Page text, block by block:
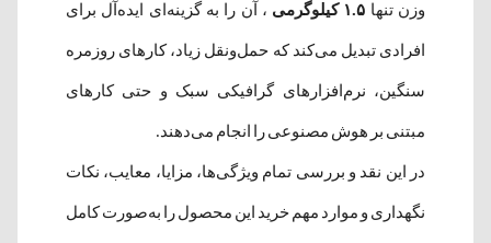
وزن تنها ۱.۵ کیلوگرمی ، آن را به گزینه‌ای ایده‌آل برای
افرادی تبدیل می‌کند که حمل‌ونقل زیاد، کارهای روزمره
سنگین، نرم‌افزارهای گرافیکی سبک و حتی کارهای
مبتنی بر هوش مصنوعی را انجام می‌دهند.
در این نقد و بررسی تمام ویژگی‌ها، مزایا، معایب، نکات
نگهداری و موارد مهم خرید این محصول را به‌صورت کامل